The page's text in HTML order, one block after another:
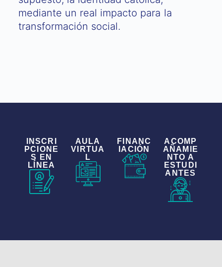
mediante un real impacto para la
transformación social.
INSCRI
PCIONE
S EN
LÍNEA
AULA
VIRTUA
L
FINANC
IACIÓN
ACOMP
AÑAMIE
NTO A
ESTUDI
ANTES